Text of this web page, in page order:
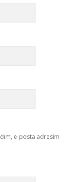
e-posta adresim